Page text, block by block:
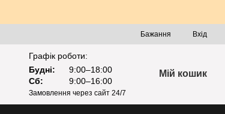
Бажання Вхід
Графік роботи:
Будні:
9:00–18:00
Сб:
9:00–16:00
Замовлення через сайт 24/7
Мій кошик